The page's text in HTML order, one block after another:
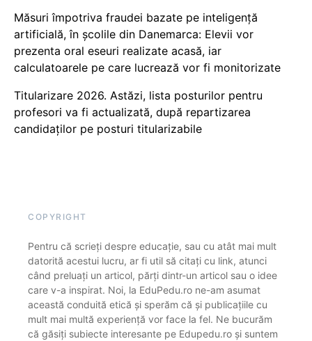
Măsuri împotriva fraudei bazate pe inteligență
artificială, în școlile din Danemarca: Elevii vor
prezenta oral eseuri realizate acasă, iar
calculatoarele pe care lucrează vor fi monitorizate
Titularizare 2026. Astăzi, lista posturilor pentru
profesori va fi actualizată, după repartizarea
candidaților pe posturi titularizabile
COPYRIGHT
Pentru că scrieți despre educație, sau cu atât mai mult
datorită acestui lucru, ar fi util să citați cu link, atunci
când preluați un articol, părți dintr-un articol sau o idee
care v-a inspirat. Noi, la EduPedu.ro ne-am asumat
această conduită etică și sperăm că și publicațiile cu
mult mai multă experiență vor face la fel. Ne bucurăm
că găsiți subiecte interesante pe Edupedu.ro și suntem